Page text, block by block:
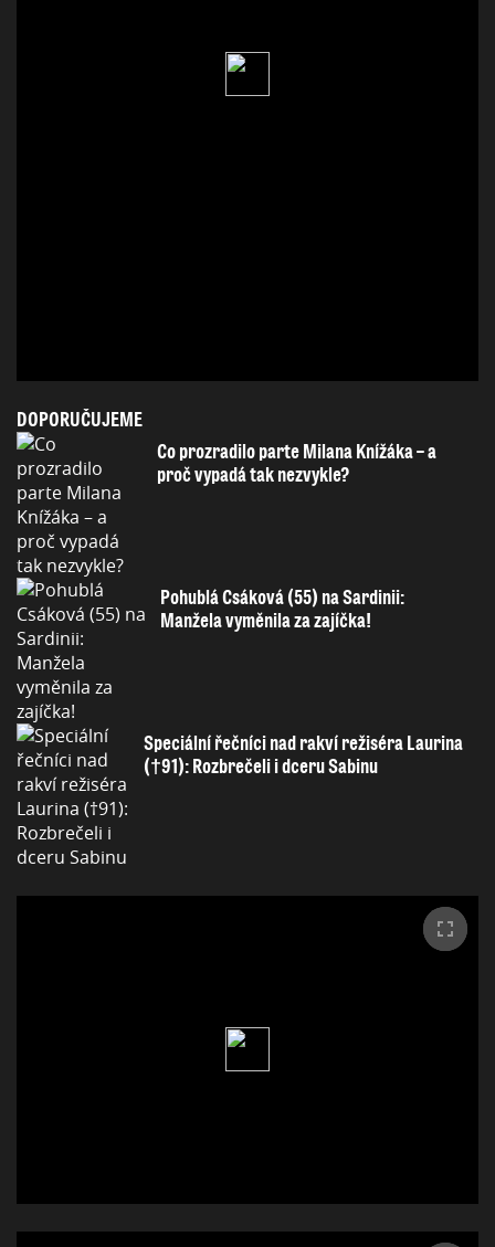
DOPORUČUJEME
Co prozradilo parte Milana Knížáka – a
proč vypadá tak nezvykle?
Pohublá Csáková (55) na Sardinii:
Manžela vyměnila za zajíčka!
Speciální řečníci nad rakví režiséra Laurina
(†91): Rozbrečeli i dceru Sabinu